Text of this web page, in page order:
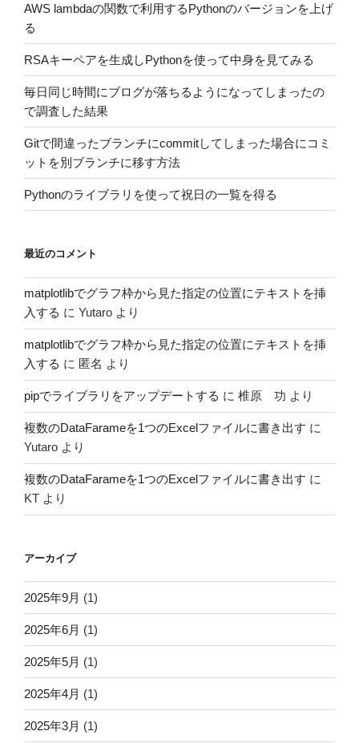
AWS lambdaの関数で利用するPythonのバージョンを上げ
る
RSAキーペアを生成しPythonを使って中身を見てみる
毎日同じ時間にブログが落ちるようになってしまったの
で調査した結果
Gitで間違ったブランチにcommitしてしまった場合にコミ
ットを別ブランチに移す方法
Pythonのライブラリを使って祝日の一覧を得る
最近のコメント
matplotlibでグラフ枠から見た指定の位置にテキストを挿
入する に Yutaro より
matplotlibでグラフ枠から見た指定の位置にテキストを挿
入する に 匿名 より
pipでライブラリをアップデートする に 椎原 功 より
複数のDataFarameを1つのExcelファイルに書き出す に
Yutaro より
複数のDataFarameを1つのExcelファイルに書き出す に
KT より
アーカイブ
2025年9月 (1)
2025年6月 (1)
2025年5月 (1)
2025年4月 (1)
2025年3月 (1)